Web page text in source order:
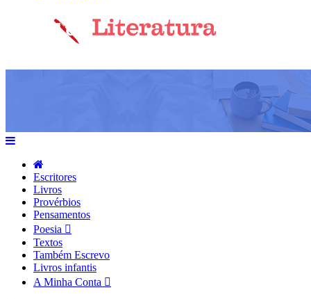
Escritores
Livros
Provérbios
Pensamentos
Poesia
Textos
Também Escrevo
Livros infantis
A Minha Conta